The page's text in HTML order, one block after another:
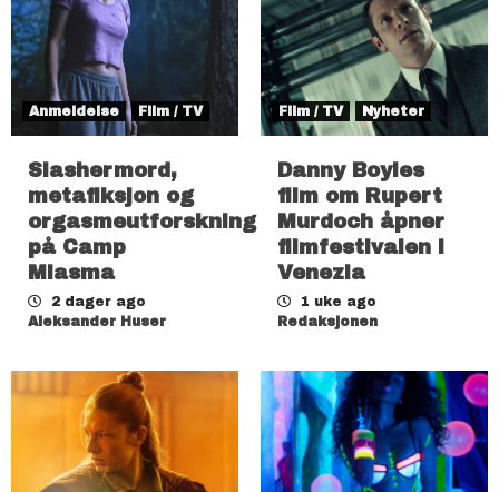
Anmeldelse Film / TV
Slashermord,
metafiksjon og
orgasmeutforskning
på Camp
Miasma
2 dager ago
Aleksander Huser
Film / TV Nyheter
Danny Boyles
film om Rupert
Murdoch åpner
filmfestivalen i
Venezia
1 uke ago
Redaksjonen